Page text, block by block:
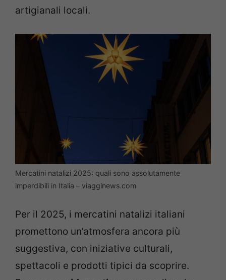
artigianali locali.
Mercatini natalizi 2025: quali sono assolutamente
imperdibili in Italia – viagginews.com
Per il 2025, i mercatini natalizi italiani
promettono un’atmosfera ancora più
suggestiva, con iniziative culturali,
spettacoli e prodotti tipici da scoprire.